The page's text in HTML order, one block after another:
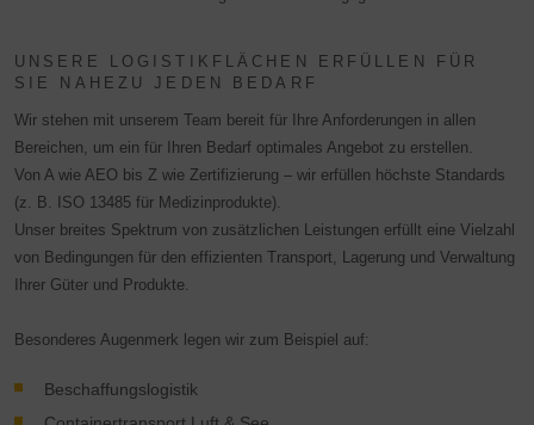
UNSERE LOGISTIKFLÄCHEN ERFÜLLEN FÜR
SIE NAHEZU JEDEN BEDARF
Wir stehen mit unserem Team bereit für Ihre Anforderungen in allen
Bereichen, um ein für Ihren Bedarf optimales Angebot zu erstellen.
Von A wie AEO bis Z wie Zertifizierung – wir erfüllen höchste Standards
(z. B. ISO 13485 für Medizinprodukte).
Unser breites Spektrum von zusätzlichen Leistungen erfüllt eine Vielzahl
von Bedingungen für den effizienten Transport, Lagerung und Verwaltung
Ihrer Güter und Produkte.
Besonderes Augenmerk legen wir zum Beispiel auf:
Beschaffungslogistik
Cookie akzeptieren, stimmen Sie gemäß Art. 49 Abs.. 1 S.
Google verarbeitet werden. Die USA werden vom
Europäischen Gerichtshof als ein Land mit einem nach EU-
Standards unzureichenden Datenschutzniveau eingestuft.
Es besteht insbesondere das Risiko, dass Ihre Daten von
US-Behörden zu Kontroll- und Überwachungszwecken,
möglicherweise ohne Rechtsmittel, verarbeitet werden.
klicken, findet die oben beschriebene Übertragung nicht